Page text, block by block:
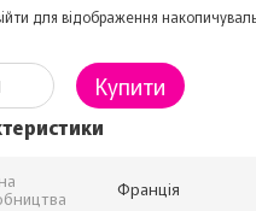
для відображення
Купити
Франція